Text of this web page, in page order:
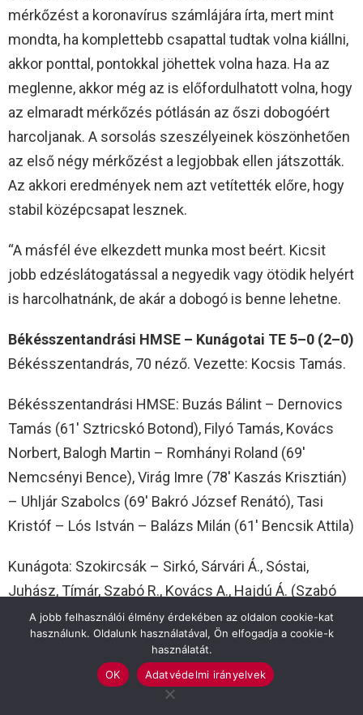
mérkőzést a koronavírus számlájára írta, mert mint
mondta, ha komplettebb csapattal tudtak volna kiállni,
akkor ponttal, pontokkal jöhettek volna haza. Ha az
meglenne, akkor még az is előfordulhatott volna, hogy
az elmaradt mérkőzés pótlásán az őszi dobogóért
harcoljanak. A sorsolás szeszélyeinek köszönhetően
az első négy mérkőzést a legjobbak ellen játszották.
Az akkori eredmények nem azt vetítették előre, hogy
stabil középcsapat lesznek.
“A másfél éve elkezdett munka most beért. Kicsit
jobb edzéslátogatással a negyedik vagy ötödik helyért
is harcolhatnánk, de akár a dobogó is benne lehetne.
Békésszentandrási HMSE – Kunágotai TE 5–0 (2–0)
Békésszentandrás, 70 néző. Vezette: Kocsis Tamás.
Békésszentandrási HMSE: Buzás Bálint – Dernovics
Tamás (61′ Sztricskó Botond), Filyó Tamás, Kovács
Norbert, Balogh Martin – Romhányi Roland (69′
Nemcsényi Bence), Virág Imre (78′ Kaszás Krisztián)
– Uhljár Szabolcs (69′ Bakró József Renátó), Tasi
Kristóf – Lós István – Balázs Milán (61′ Bencsik Attila)
Kunágota: Szokircsák – Sirkó, Sárvári Á., Sóstai,
Juhász, Tímár, Szabó R., Kovács A., Hajdú Á. (Szabó
T.), Lakatos (Kiss Cs.), Sárvári M. (Balogh E.). Edző:
Multyán Lajos.
Jók: Virág Imre, Filyó Tamás, Kovács Norbert, Tasi
Kristóf, Balogh Martin, ill. Szabó R., Sárvári Á.
A jobb felhasználói élmény érdekében az oldalon cookie-kat
használunk. Oldalunk használatával, Ön elfogadja a cookie-k
használatát.
OK
Adatvédelmi irányelvek